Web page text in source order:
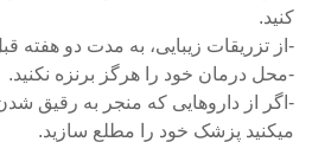
کنید.
-از تزریقات زیبایی، به مدت دو هفته
-محل درمان خود را هرگز برنزه نکنید.
-اگر از داروهایی که منجر به رقیق
میکنید پزشک خود را مطلع سازید.